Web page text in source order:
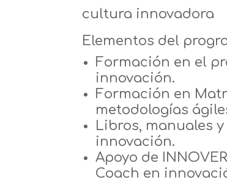
cultura innovadora
Elementos del
Formación en el
innovación.
Formación en
metodologías
Libros, manuales
innovación.
Apoyo de
Coach en